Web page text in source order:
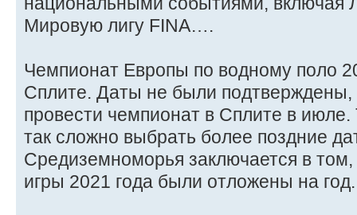
Мировую лигу FINA….
Чемпионат Европы по водному поло
Сплите. Даты не были подтверждены,
провести чемпионат в Сплите в
так сложно выбрать более поздние
Средиземноморья заключается в
игры 2021 года были отложены на год.